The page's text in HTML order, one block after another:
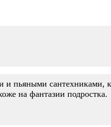
и пьяными сантехниками,
на фантазии подростка.